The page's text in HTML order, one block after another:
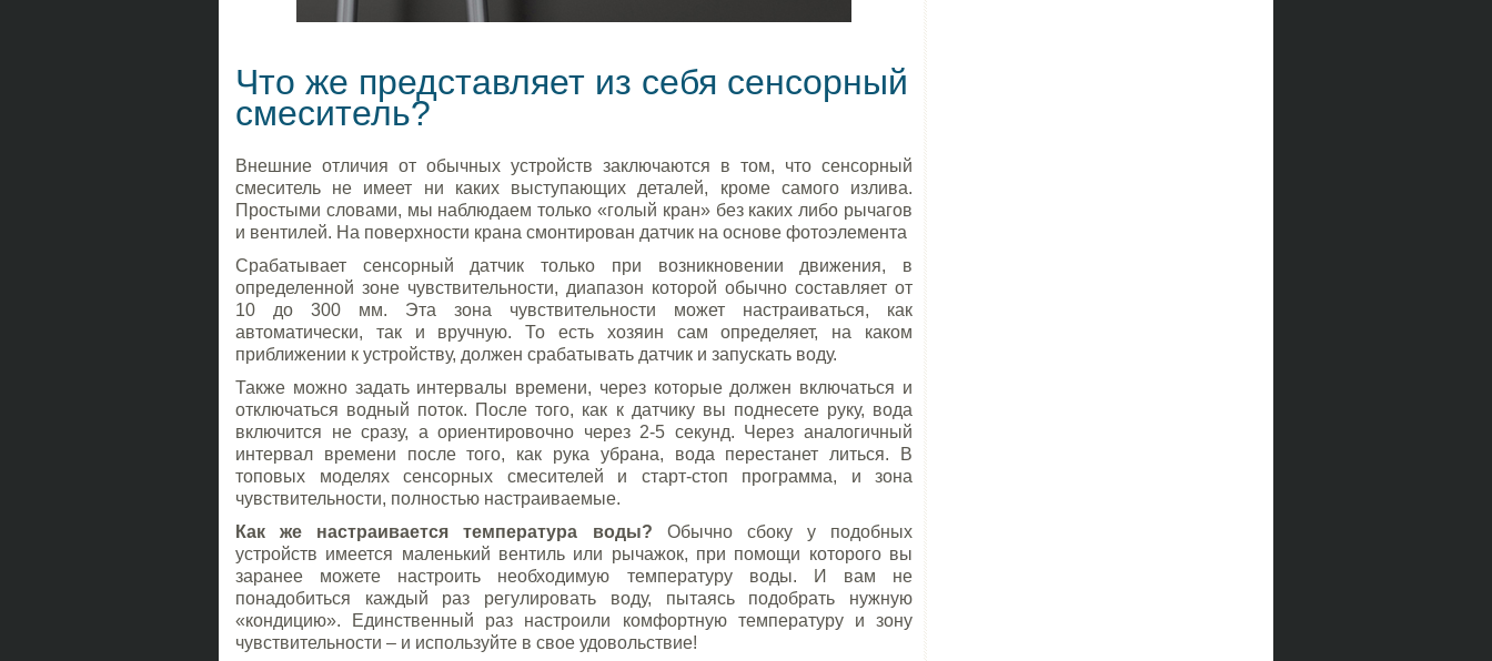
Что же представляет из себя сенсорный
смеситель?
Внешние отличия от обычных устройств заключаются в том, что сенсорный
смеситель не имеет ни каких выступающих деталей, кроме самого излива.
Простыми словами, мы наблюдаем только «голый кран» без каких либо рычагов
и вентилей. На поверхности крана смонтирован датчик на основе фотоэлемента
Срабатывает сенсорный датчик только при возникновении движения, в
определенной зоне чувствительности, диапазон которой обычно составляет от
10 до 300 мм. Эта зона чувствительности может настраиваться, как
автоматически, так и вручную. То есть хозяин сам определяет, на каком
приближении к устройству, должен срабатывать датчик и запускать воду.
Также можно задать интервалы времени, через которые должен включаться и
отключаться водный поток. После того, как к датчику вы поднесете руку, вода
включится не сразу, а ориентировочно через 2-5 секунд. Через аналогичный
интервал времени после того, как рука убрана, вода перестанет литься. В
топовых моделях сенсорных смесителей и старт-стоп программа, и зона
чувствительности, полностью настраиваемые.
Как же настраивается температура воды? Обычно сбоку у подобных
устройств имеется маленький вентиль или рычажок, при помощи которого вы
заранее можете настроить необходимую температуру воды. И вам не
понадобиться каждый раз регулировать воду, пытаясь подобрать нужную
«кондицию». Единственный раз настроили комфортную температуру и зону
чувствительности – и используйте в свое удовольствие!